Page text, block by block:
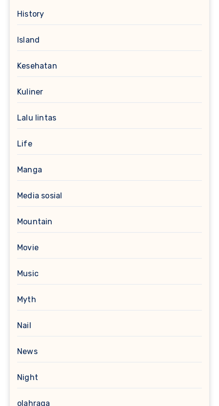
History
Island
Kesehatan
Kuliner
Lalu lintas
Life
Manga
Media sosial
Mountain
Movie
Music
Myth
Nail
News
Night
olahraga